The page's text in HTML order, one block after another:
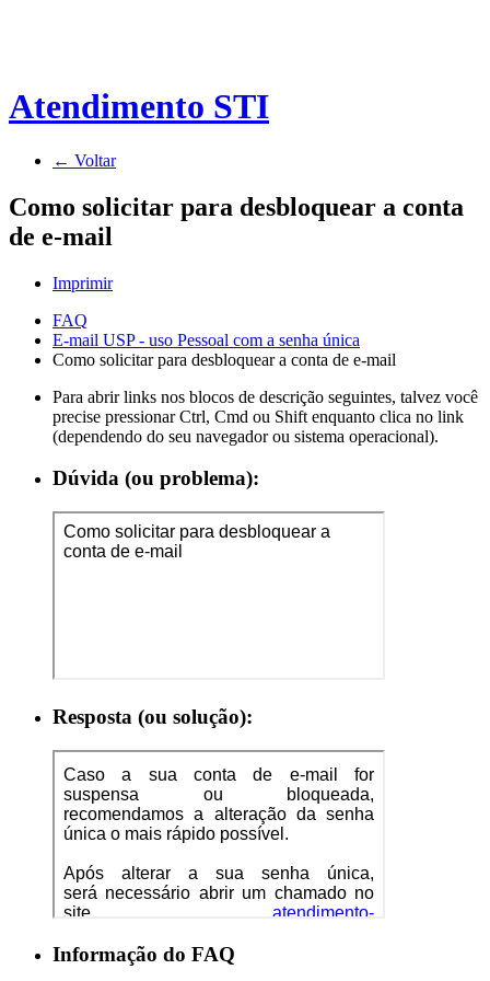
Atendimento STI
← Voltar
Como solicitar para desbloquear a conta
de e-mail
Imprimir
FAQ
E-mail USP - uso Pessoal com a senha única
Como solicitar para desbloquear a conta de e-mail
Para abrir links nos blocos de descrição seguintes, talvez você
precise pressionar Ctrl, Cmd ou Shift enquanto clica no link
(dependendo do seu navegador ou sistema operacional).
Dúvida (ou problema):
Resposta (ou solução):
Informação do FAQ